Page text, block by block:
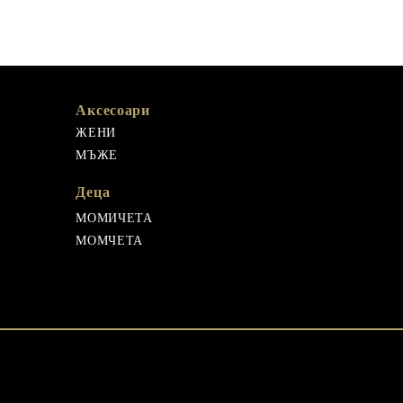
Аксесоари
ЖЕНИ
МЪЖЕ
Деца
МОМИЧЕТА
МОМЧЕТА